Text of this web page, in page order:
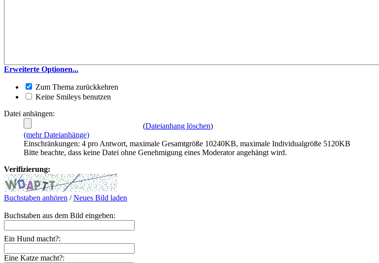
Erweiterte Optionen...
Zum Thema zurückkehren
Keine Smileys benutzen
Datei anhängen:
(Dateianhang löschen)
(mehr Dateianhänge)
Einschränkungen: 4 pro Antwort, maximale Gesamtgröße 10240KB, maximale Individualgröße 5120KB
Bitte beachte, dass keine Datei ohne Genehmigung eines Moderator angehängt wird.
Verifizierung:
Buchstaben anhören /Neues Bild laden
Buchstaben aus dem Bild eingeben:
Ein Hund macht?:
Eine Katze macht?: